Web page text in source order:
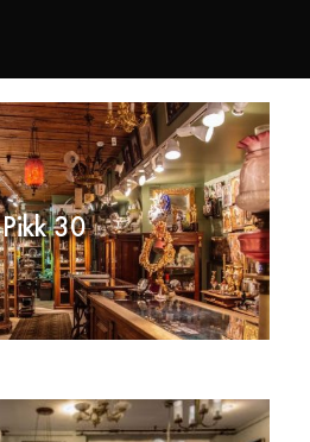
Pikk 30